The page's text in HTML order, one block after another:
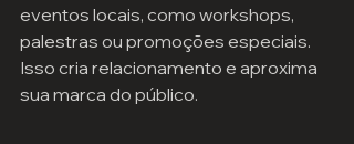
eventos locais, como workshops,
palestras ou promoções especiais.
Isso cria relacionamento e aproxima
sua marca do público.